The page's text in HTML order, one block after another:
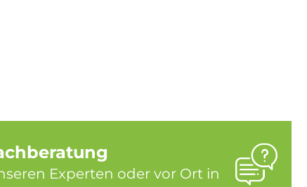
Experten oder vor Ort in